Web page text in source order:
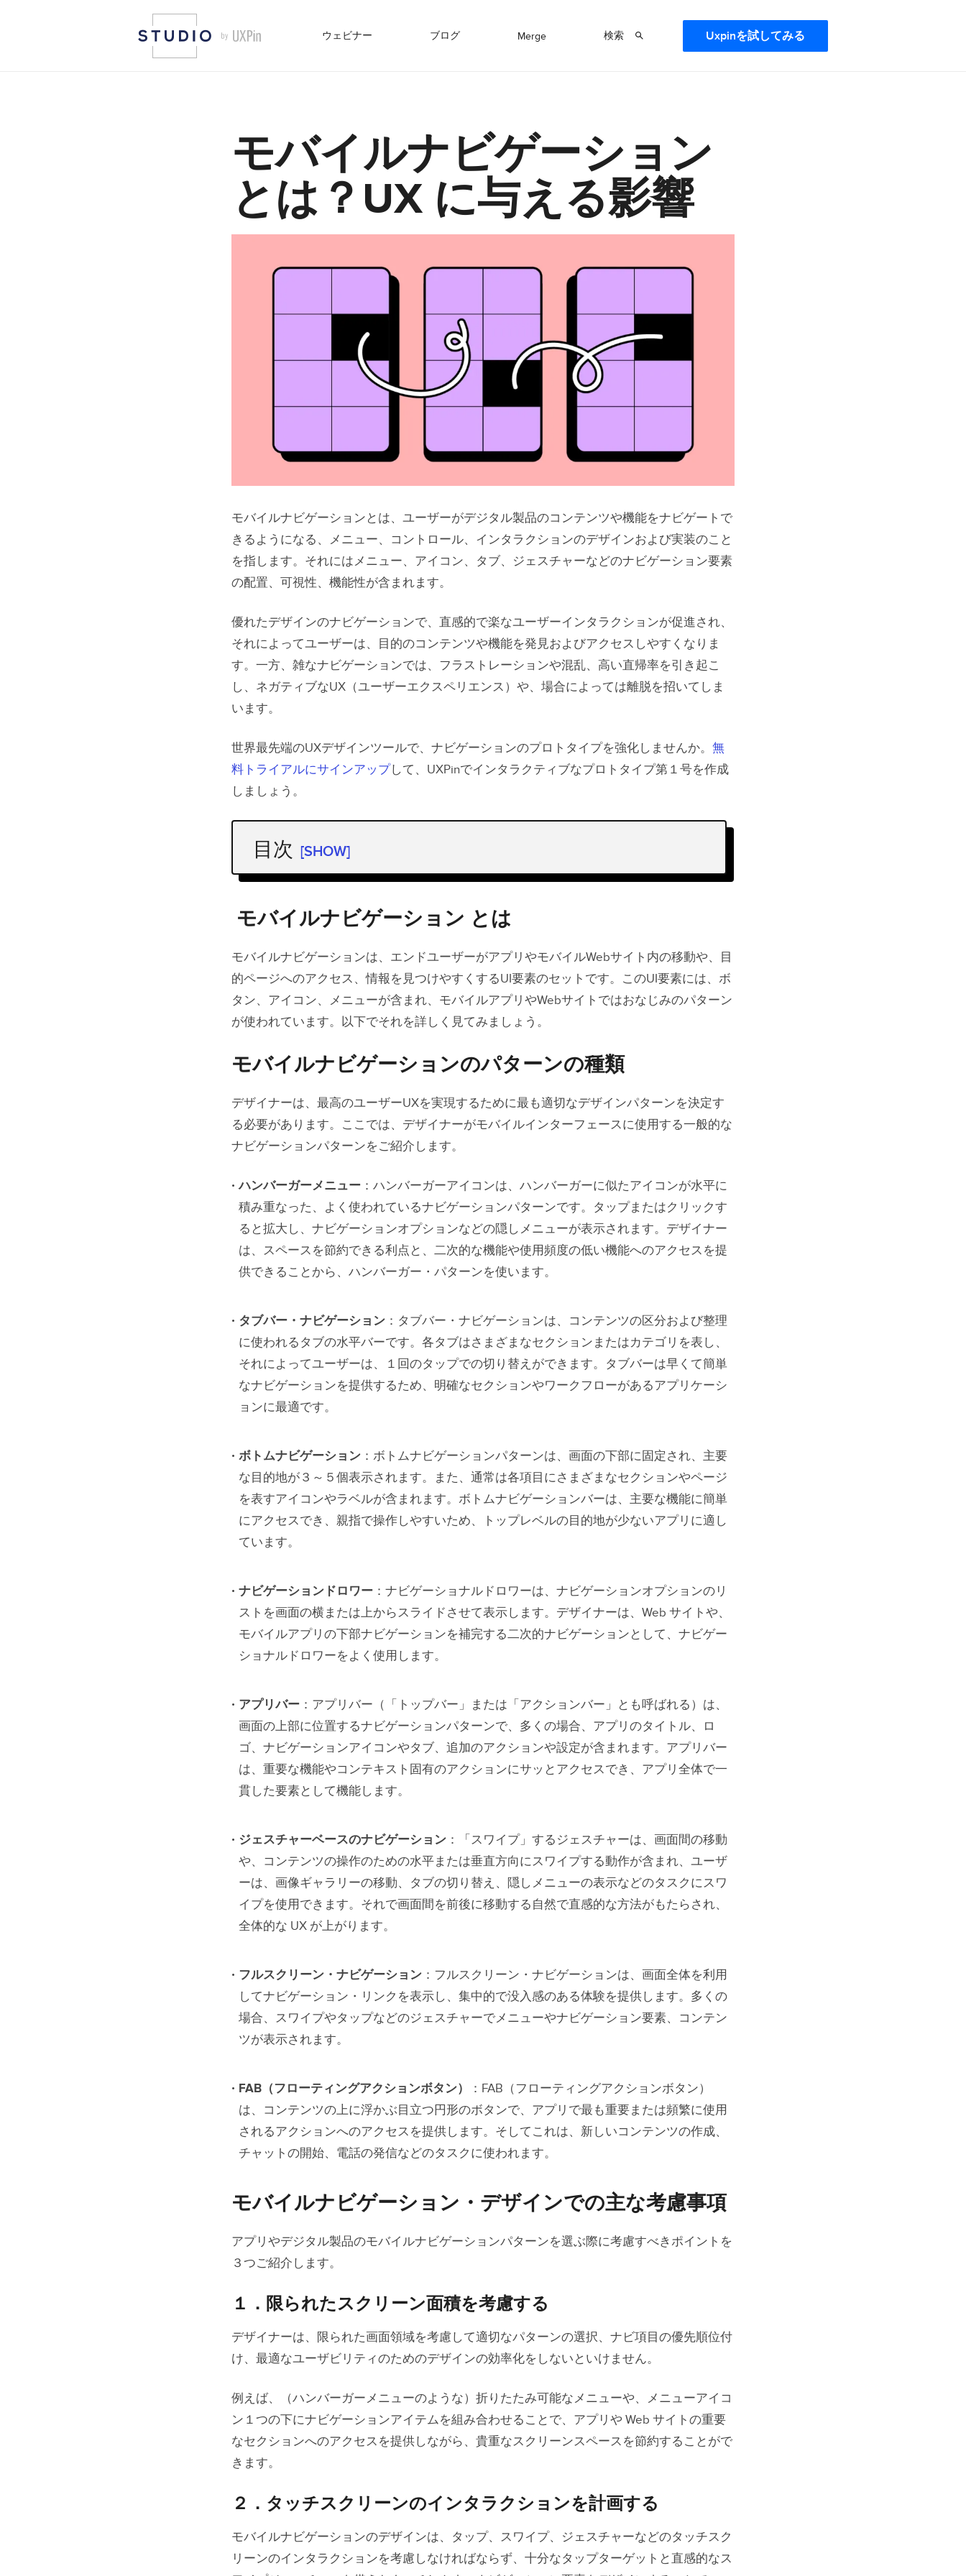
ウェビナー ブログ Merge 検索 Uxpinを試してみる
モバイルナビゲーション
とは？UX に与える影響
モバイルナビゲーションとは、ユーザーがデジタル製品のコンテンツや機能をナビゲートで
きるようになる、メニュー、コントロール、インタラクションのデザインおよび実装のこと
を指します。それにはメニュー、アイコン、タブ、ジェスチャーなどのナビゲーション要素
の配置、可視性、機能性が含まれます。
優れたデザインのナビゲーションで、直感的で楽なユーザーインタラクションが促進され、
それによってユーザーは、目的のコンテンツや機能を発見およびアクセスしやすくなりま
す。一方、雑なナビゲーションでは、フラストレーションや混乱、高い直帰率を引き起こ
し、ネガティブなUX（ユーザーエクスペリエンス）や、場合によっては離脱を招いてしま
います。
世界最先端のUXデザインツールで、ナビゲーションのプロトタイプを強化しませんか。 無
料トライアルにサインアップして、UXPinでインタラクティブなプロトタイプ第１号を作成
しましょう。
目次 [SHOW]
モバイルナビゲーション とは
モバイルナビゲーションのパターンの種類
１．限られたスクリーン面積を考慮する
２．タッチスクリーンのインタラクションを計画する
３．ユーザーのコンテクストと目標について考える
モバイルナビゲーション・デザインのベストプラクティス
モバイルナビゲーションにありがちな4つの落とし穴
１．隠れている、または不明瞭なナビゲーション要素
２．ナビゲーションのオプションが多すぎる
３．フィードバックがない、または不明瞭
４．使い勝手の悪さと見つけにくさ
高度なモバイルナビゲーションのテクニック
ジェスチャーによるナビゲーションとインタラクション
片手で操作できるナビゲーション
UXPin によるインタラクティブなモバイルナビゲーションのプロトタ
イプ
モバイルナビゲーション とは
モバイルナビゲーションは、エンドユーザーがアプリやモバイルWebサイト内の移動や、目
的ページへのアクセス、情報を見つけやすくするUI要素のセットです。このUI要素には、ボ
タン、アイコン、メニューが含まれ、モバイルアプリやWebサイトではおなじみのパターン
が使われています。以下でそれを詳しく見てみましょう。
モバイルナビゲーションのパターンの種類
デザイナーは、最高のユーザーUXを実現するために最も適切なデザインパターンを決定す
る必要があります。ここでは、デザイナーがモバイルインターフェースに使用する一般的な
ナビゲーションパターンをご紹介します。
ハンバーガーメニュー ：ハンバーガーアイコンは、ハンバーガーに似たアイコンが水平に
積み重なった、よく使われているナビゲーションパターンです。タップまたはクリックす
ると拡大し、ナビゲーションオプションなどの隠しメニューが表示されます。デザイナー
は、スペースを節約できる利点と、二次的な機能や使用頻度の低い機能へのアクセスを提
供できることから、ハンバーガー・パターンを使います。
タブバー・ナビゲーション ：タブバー・ナビゲーションは、コンテンツの区分および整理
に使われるタブの水平バーです。各タブはさまざまなセクションまたはカテゴリを表し、
それによってユーザーは、１回のタップでの切り替えができます。タブバーは早くて簡単
なナビゲーションを提供するため、明確なセクションやワークフローがあるアプリケーシ
ョンに最適です。
ボトムナビゲーション ：ボトムナビゲーションパターンは、画面の下部に固定され、主要
な目的地が３～５個表示されます。また、通常は各項目にさまざまなセクションやページ
を表すアイコンやラベルが含まれます。ボトムナビゲーションバーは、主要な機能に簡単
にアクセスでき、親指で操作しやすいため、トップレベルの目的地が少ないアプリに適し
ています。
ナビゲーションドロワー ：ナビゲーショナルドロワーは、ナビゲーションオプションのリ
ストを画面の横または上からスライドさせて表示します。デザイナーは、Web サイトや、
モバイルアプリの下部ナビゲーションを補完する二次的ナビゲーションとして、ナビゲー
ショナルドロワーをよく使用します。
アプリバー ：アプリバー（「トップバー」または「アクションバー」とも呼ばれる）は、
画面の上部に位置するナビゲーションパターンで、多くの場合、アプリのタイトル、ロ
ゴ、ナビゲーションアイコンやタブ、追加のアクションや設定が含まれます。アプリバー
は、重要な機能やコンテキスト固有のアクションにサッとアクセスでき、アプリ全体で一
貫した要素として機能します。
ジェスチャーベースのナビゲーション ：「スワイプ」するジェスチャーは、画面間の移動
や、コンテンツの操作のための水平または垂直方向にスワイプする動作が含まれ、ユーザ
ーは、画像ギャラリーの移動、タブの切り替え、隠しメニューの表示などのタスクにスワ
イプを使用できます。それで画面間を前後に移動する自然で直感的な方法がもたらされ、
全体的な UX が上がります。
フルスクリーン・ナビゲーション ：フルスクリーン・ナビゲーションは、画面全体を利用
してナビゲーション・リンクを表示し、集中的で没入感のある体験を提供します。多くの
場合、スワイプやタップなどのジェスチャーでメニューやナビゲーション要素、コンテン
ツが表示されます。
FAB（フローティングアクションボタン）
：FAB（フローティングアクションボタン）
は、コンテンツの上に浮かぶ目立つ円形のボタンで、アプリで最も重要または頻繁に使用
されるアクションへのアクセスを提供します。そしてこれは、新しいコンテンツの作成、
チャットの開始、電話の発信などのタスクに使われます。
モバイルナビゲーション・デザインでの主な考慮事項
アプリやデジタル製品のモバイルナビゲーションパターンを選ぶ際に考慮すべきポイントを
３つご紹介します。
１．限られたスクリーン面積を考慮する
デザイナーは、限られた画面領域を考慮して適切なパターンの選択、ナビ項目の優先順位付
け、最適なユーザビリティのためのデザインの効率化をしないといけません。
例えば、（ハンバーガーメニューのような）折りたたみ可能なメニューや、メニューアイコ
ン１つの下にナビゲーションアイテムを組み合わせることで、アプリや Web サイトの重要
なセクションへのアクセスを提供しながら、貴重なスクリーンスペースを節約することがで
きます。
２．タッチスクリーンのインタラクションを計画する
モバイルナビゲーションのデザインは、タップ、スワイプ、ジェスチャーなどのタッチスク
リーンのインタラクションを考慮しなければならず、十分なタップターゲットと直感的なス